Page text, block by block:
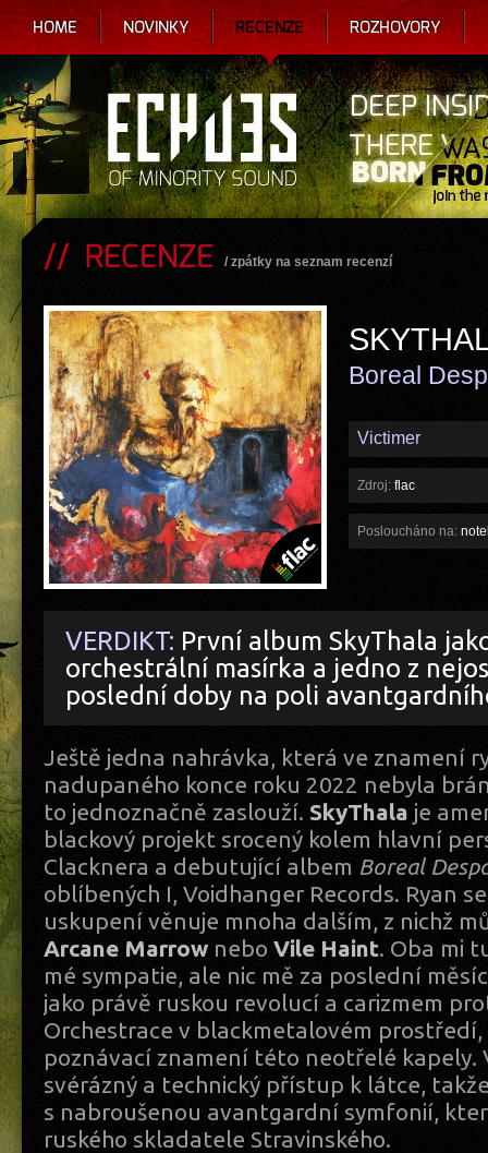
HOME NOVINKY RECENZE ROZHOVORY
RECENZE / zpátky na seznam recenzí
Boreal
Victimer
Zdroj: flac
Posloucháno na:
VERDIKT: První album SkyThala
orchestrální masírka a jedno z
poslední doby na poli
Ještě jedna nahrávka, která ve znamení
nadupaného konce roku 2022 nebyla
to jednoznačně zaslouží. SkyThala je
blackový projekt srocený kolem hlavní
Clacknera a debutující albem Boreal
oblíbených I, Voidhanger Records. Ryan
uskupení věnuje mnoha dalším, z nichž
Arcane Marrow nebo Vile Haint. Oba mi
mé sympatie, ale nic mě za poslední
jako právě ruskou revolucí a carizmem
Orchestrace v blackmetalovém
poznávací znamení této neotřelé kapely.
svérázný a technický přístup k látce,
s nabroušenou avantgardní symfonií,
ruského skladatele Stravinského.